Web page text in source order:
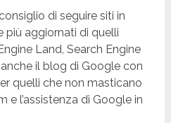
di seguire siti in
più aggiornati di quelli
Land, Search Engine
il blog di Google con
quelli che non masticano
e l’assistenza di Google in